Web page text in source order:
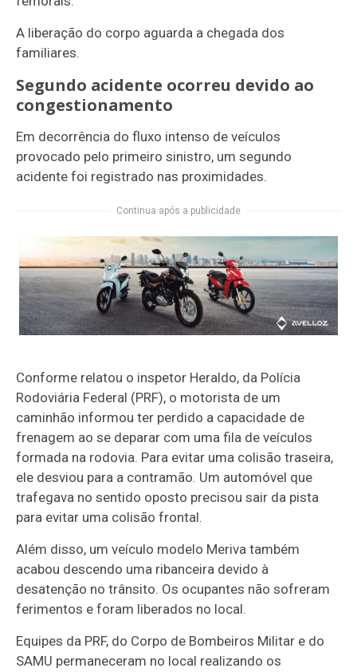
A liberação do corpo aguarda a chegada dos
familiares.
Segundo acidente ocorreu devido ao
congestionamento
Em decorrência do fluxo intenso de veículos
provocado pelo primeiro sinistro, um segundo
acidente foi registrado nas proximidades.
Continua após a publicidade
Conforme relatou o inspetor Heraldo, da Polícia
Rodoviária Federal (PRF), o motorista de um
caminhão informou ter perdido a capacidade de
frenagem ao se deparar com uma fila de veículos
formada na rodovia. Para evitar uma colisão traseira,
ele desviou para a contramão. Um automóvel que
trafegava no sentido oposto precisou sair da pista
para evitar uma colisão frontal.
Além disso, um veículo modelo Meriva também
acabou descendo uma ribanceira devido à
desatenção no trânsito. Os ocupantes não sofreram
ferimentos e foram liberados no local.
Equipes da PRF, do Corpo de Bombeiros Militar e do
SAMU permaneceram no local realizando os